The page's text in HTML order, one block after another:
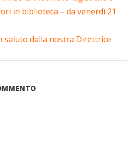
in biblioteca – da venerdì 21
saluto dalla nostra Direttrice